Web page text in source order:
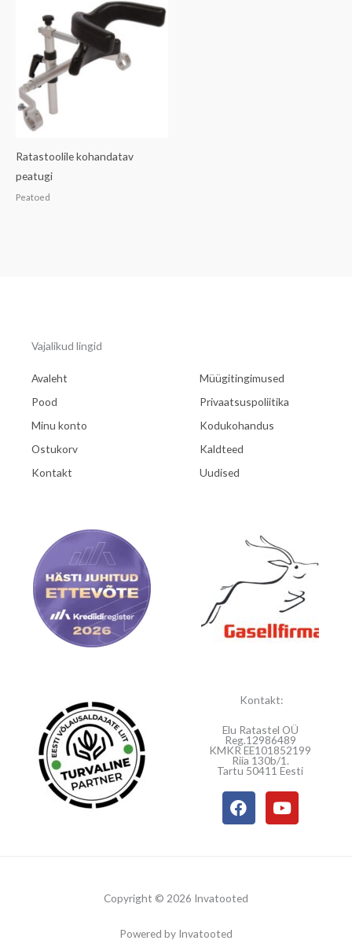
Ratastoolile kohandatav
peatugi
Peatoed
Vajalikud lingid
Avaleht
Pood
Minu konto
Ostukorv
Kontakt
Müügitingimused
Privaatsuspoliitika
Kodukohandus
Kaldteed
Uudised
Kontakt:
Elu Ratastel OÜ
Reg.12986489
KMKR EE101852199
Riia 130b/1.
Tartu 50411 Eesti
F
a
o
Y
o
Copyright © 2026 Invatooted
Powered by Invatooted